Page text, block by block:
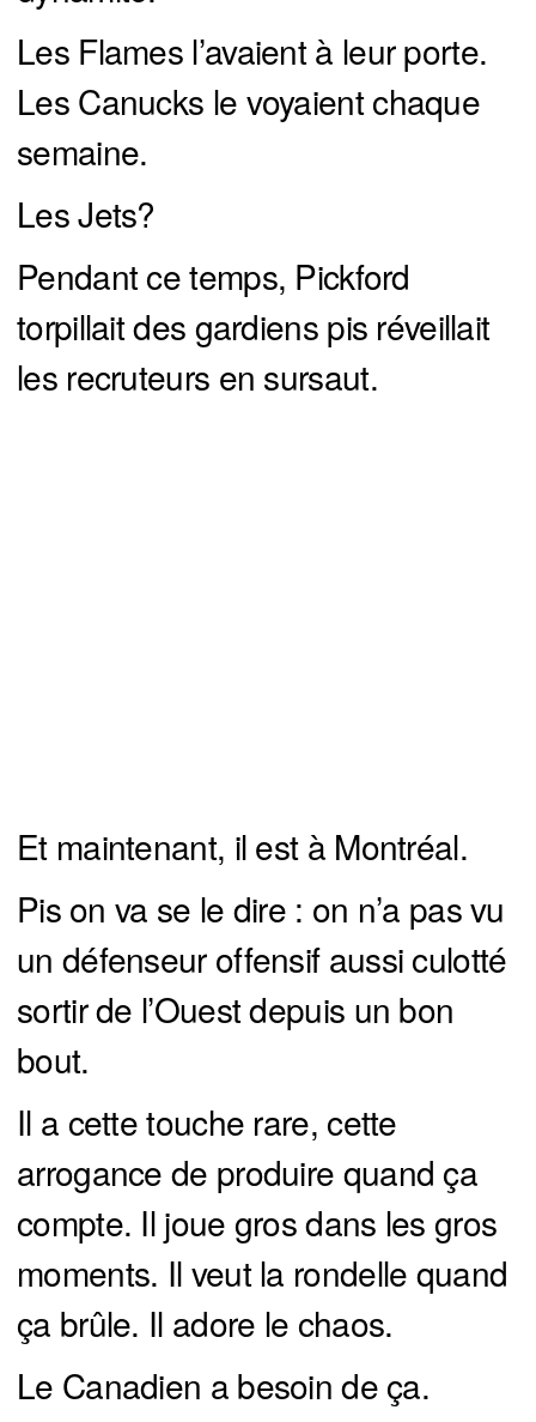
Les Flames l’avaient à leur porte.
Les Canucks le voyaient chaque
semaine.
Les Jets?
Pendant ce temps, Pickford
torpillait des gardiens pis réveillait
les recruteurs en sursaut.
Et maintenant, il est à Montréal.
Pis on va se le dire : on n’a pas vu
un défenseur offensif aussi culotté
sortir de l’Ouest depuis un bon
bout.
Il a cette touche rare, cette
arrogance de produire quand ça
compte. Il joue gros dans les gros
moments. Il veut la rondelle quand
ça brûle. Il adore le chaos.
Le Canadien a besoin de ça.